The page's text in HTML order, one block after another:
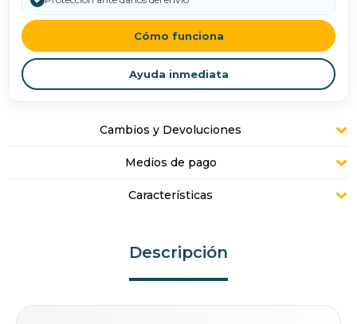
Cómo funciona
Ayuda inmediata
Cambios y Devoluciones
Medios de pago
Características
Descripción